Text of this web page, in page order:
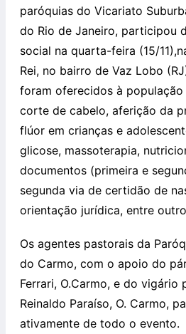
paróquias do Vicariato
do Rio de Janeiro, participou
social na quarta-feira (15/
Rei, no bairro de Vaz Lobo
foram oferecidos à
corte de cabelo, aferição da
flúor em crianças e
glicose, massoterapia,
documentos (primeira e
segunda via de certidão de
orientação jurídica, entre
Os agentes pastorais da
do Carmo, com o apoio do
Ferrari, O.Carmo, e do vigário
Reinaldo Paraíso, O. Carmo,
ativamente de todo o evento.